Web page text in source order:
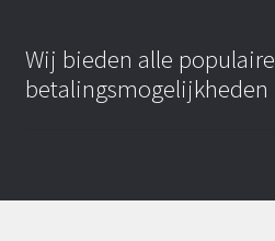
Wij bieden alle populaire
betalingsmogelijkheden